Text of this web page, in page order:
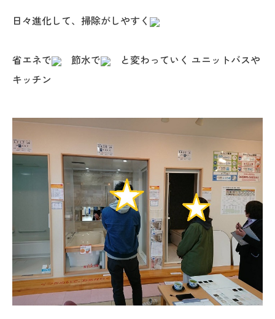
〒942-0072 新潟県上越市栄町2-11-40 1F
0120-696-711 (フリーダイヤル)
日々進化して、掃除がしやすく
省エネで 節水で
と変わっていく ユニットバスや
キッチン